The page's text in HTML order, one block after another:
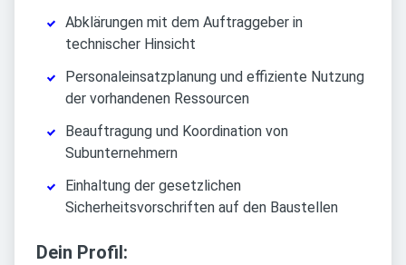
Abklärungen mit dem Auftraggeber in
technischer Hinsicht
Personaleinsatzplanung und effiziente Nutzung
der vorhandenen Ressourcen
Beauftragung und Koordination von
Subunternehmern
Einhaltung der gesetzlichen
Sicherheitsvorschriften auf den Baustellen
Dein Profil: